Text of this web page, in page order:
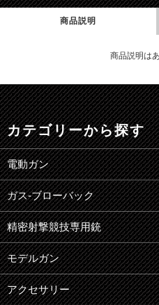
商品説明
商品説明は
カテゴリーから探す
電動ガン
ガス-ブローバック
精密射撃競技専用銃
モデルガン
アクセサリー